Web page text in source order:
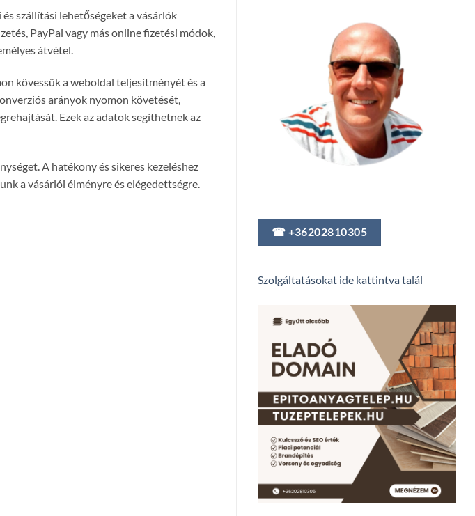
szállítási lehetőségeket a vásárlók
PayPal vagy más online fizetési módok,
átvétel.
kövessük a weboldal teljesítményét és a
arányok nyomon követését,
Ezek az adatok segíthetnek az
A hatékony és sikeres kezeléshez
a vásárlói élményre és elégedettségre.
☎ +36202810305
Szolgáltatásokat ide kattintva talál